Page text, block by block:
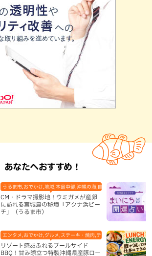
あなたへおすすめ！
CM・ドラマ撮影地！ウミガメが産卵
に訪れる宮城島の秘境「アクナ浜ビー
チ」（うるま市）
うるま市,おでかけ,地域,本島中部,沖縄の海,自然
リゾート感あふれるプールサイド
BBQ！甘み際立つ特製沖縄県産豚ロー
エンタメ,おでかけ,グルメ,ステーキ・焼肉,テレビ,ホテル,地域,本島